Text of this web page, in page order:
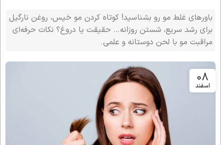
باورهای غلط مو رو بشناسید! کوتاه کردن مو خیس، روغن نارگیل
برای رشد سریع، شستن روزانه… حقیقت یا دروغ؟ نکات حرفه‌ای
مراقبت مو با لحن دوستانه و علمی.
08
اسفند